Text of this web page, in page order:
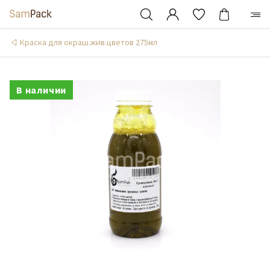
Краска для окраш.жив.цветов 275мл
В наличии